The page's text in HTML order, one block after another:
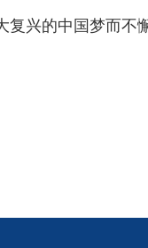
复兴的中国梦而不